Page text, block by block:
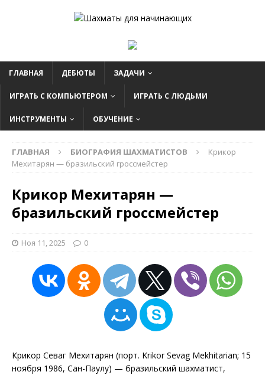
ГЛАВНАЯ ДЕБЮТЫ ЗАДАЧИ
ИГРАТЬ С КОМПЬЮТЕРОМ ИГРАТЬ С ЛЮДЬМИ
ИНСТРУМЕНТЫ ОБУЧЕНИЕ
ГЛАВНАЯ БИОГРАФИЯ ШАХМАТИСТОВ
Крикор
Мехитарян — бразильский гроссмейстер
Крикор Мехитарян —
бразильский гроссмейстер
Ноя 11, 2025 0
Крикор Севаг Мехитарян (порт. Krikor Sevag Mekhitarian; 15
ноября 1986, Сан-Паулу) — бразильский шахматист,